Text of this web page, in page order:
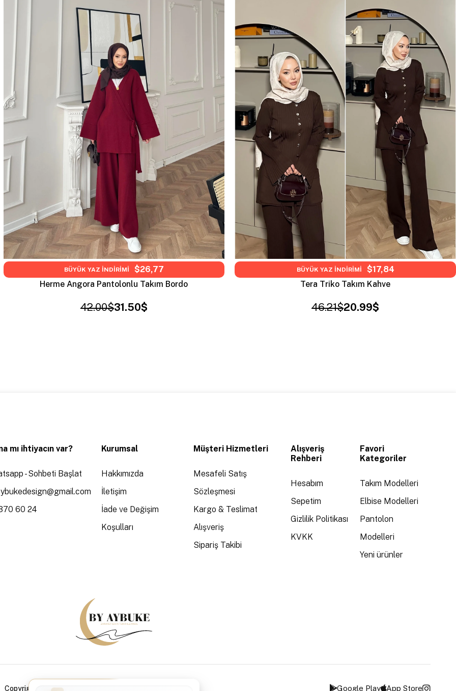
Herme Angora Pantolonlu Takım Bordo
31.50$
42.00$
BÜYÜK YAZ İNDİRİMİ $26,77
Tera Triko Takım Kahve
20.99$
46.21$
BÜYÜK YAZ İNDİRİMİ $17,84
mı ihtiyacın var?
- Sohbeti Başlat
60 24
Kurumsal
Hakkımızda
İletişim
İade ve Değişim
Koşulları
Müşteri Hizmetleri
Mesafeli Satış
Sözleşmesi
Kargo & Teslimat
Alışveriş
Sipariş Takibi
Alışveriş
Rehberi
Hesabım
Sepetim
Gizlilik Politikası
KVKK
Favori
Kategoriler
Takım Modelleri
Elbise Modelleri
Pantolon
Modelleri
Yeni ürünler
Copyright © 2026 By Aybüke / All Rights Reserved. Google Play App Store